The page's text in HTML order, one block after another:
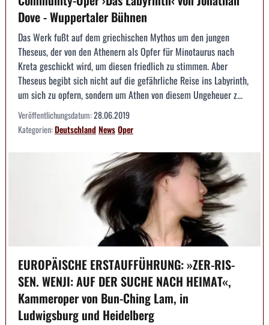
Dove - Wuppertaler Bühnen
Das Werk fußt auf dem griechischen Mythos um den jungen
Theseus, der von den Athenern als Opfer für Minotaurus nach
Kreta geschickt wird, um diesen friedlich zu stimmen. Aber
Theseus begibt sich nicht auf die gefährliche Reise ins Labyrinth,
um sich zu opfern, sondern um Athen von diesem Ungeheuer z...
Veröffentlichungsdatum:28.06.2019
Kategorien:DeutschlandNewsOper
EUROPÄISCHE ERSTAUFFÜHRUNG: »ZER-RIS-
SEN. WENJI: AUF DER SUCHE NACH HEIMAT«,
Kammeroper von Bun-Ching Lam, in
Ludwigsburg und Heidelberg